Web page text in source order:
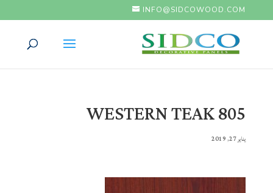
INFO@SIDCOWOOD.COM
WESTERN TEAK 805
يناير 27, 2019